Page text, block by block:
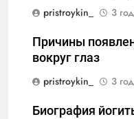
pristroykin_
3
Причины
вокруг глаз
pristroykin_
3
Биография